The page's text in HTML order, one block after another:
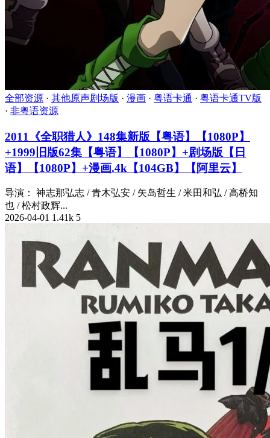
全部资源 · 其他原声剧场版 · 漫画 · 粤语卡通 · 粤语卡通TV版
· 非粤语资源
2011《全职猎人》148集新版【粤语】【1080P】
+1999旧版62集【粤语】【1080P】+剧场版【日
语】【1080P】+漫画.4k【104GB】【阿里云】
导演： 神志那弘志 / 青木弘安 / 矢岛哲生 / 米田和弘 / 高桥知
也 / 松村政辉...
2026-04-01 1.41k 5